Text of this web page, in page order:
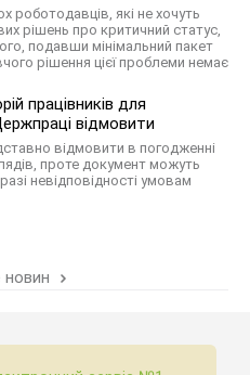
роботодавців, які не хочуть
рішень про критичний статус,
подавши мінімальний пакет
рішення цієї проблеми немає
працівників для
відмовити
відмовити в погодженні
проте документ можуть
невідповідності умовам
новин